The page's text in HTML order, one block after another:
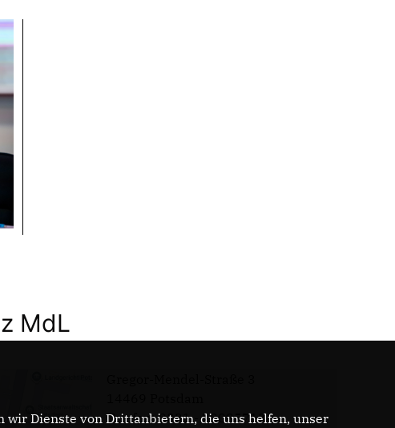
MdL
Telefon: 0331 - 20085713
wir Dienste von Drittanbietern, die uns helfen, unser